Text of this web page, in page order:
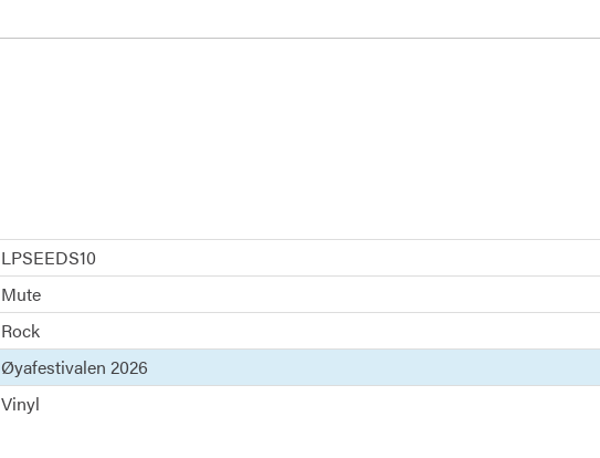
LPSEEDS10
Mute
Rock
Øyafestivalen 2026
Vinyl